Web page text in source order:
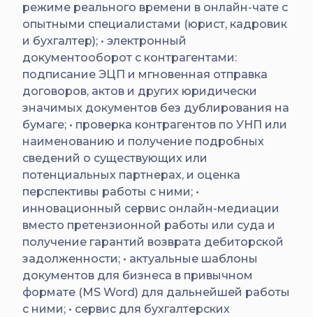
режиме реального времени в онлайн-чате с
опытными специалистами (юрист, кадровик
и бухгалтер); • электронный
документооборот с контрагентами:
подписание ЭЦП и мгновенная отправка
договоров, актов и других юридически
значимых документов без дублирования на
бумаге; • проверка контрагентов по УНП или
наименованию и получение подробных
сведений о существующих или
потенциальных партнерах, и оценка
перспективы работы с ними; •
инновационный сервис онлайн-медиации
вместо претензионной работы или суда и
получение гарантий возврата дебиторской
задолженности; • актуальные шаблоны
документов для бизнеса в привычном
формате (MS Word) для дальнейшей работы
с ними; • сервис для бухгалтерских